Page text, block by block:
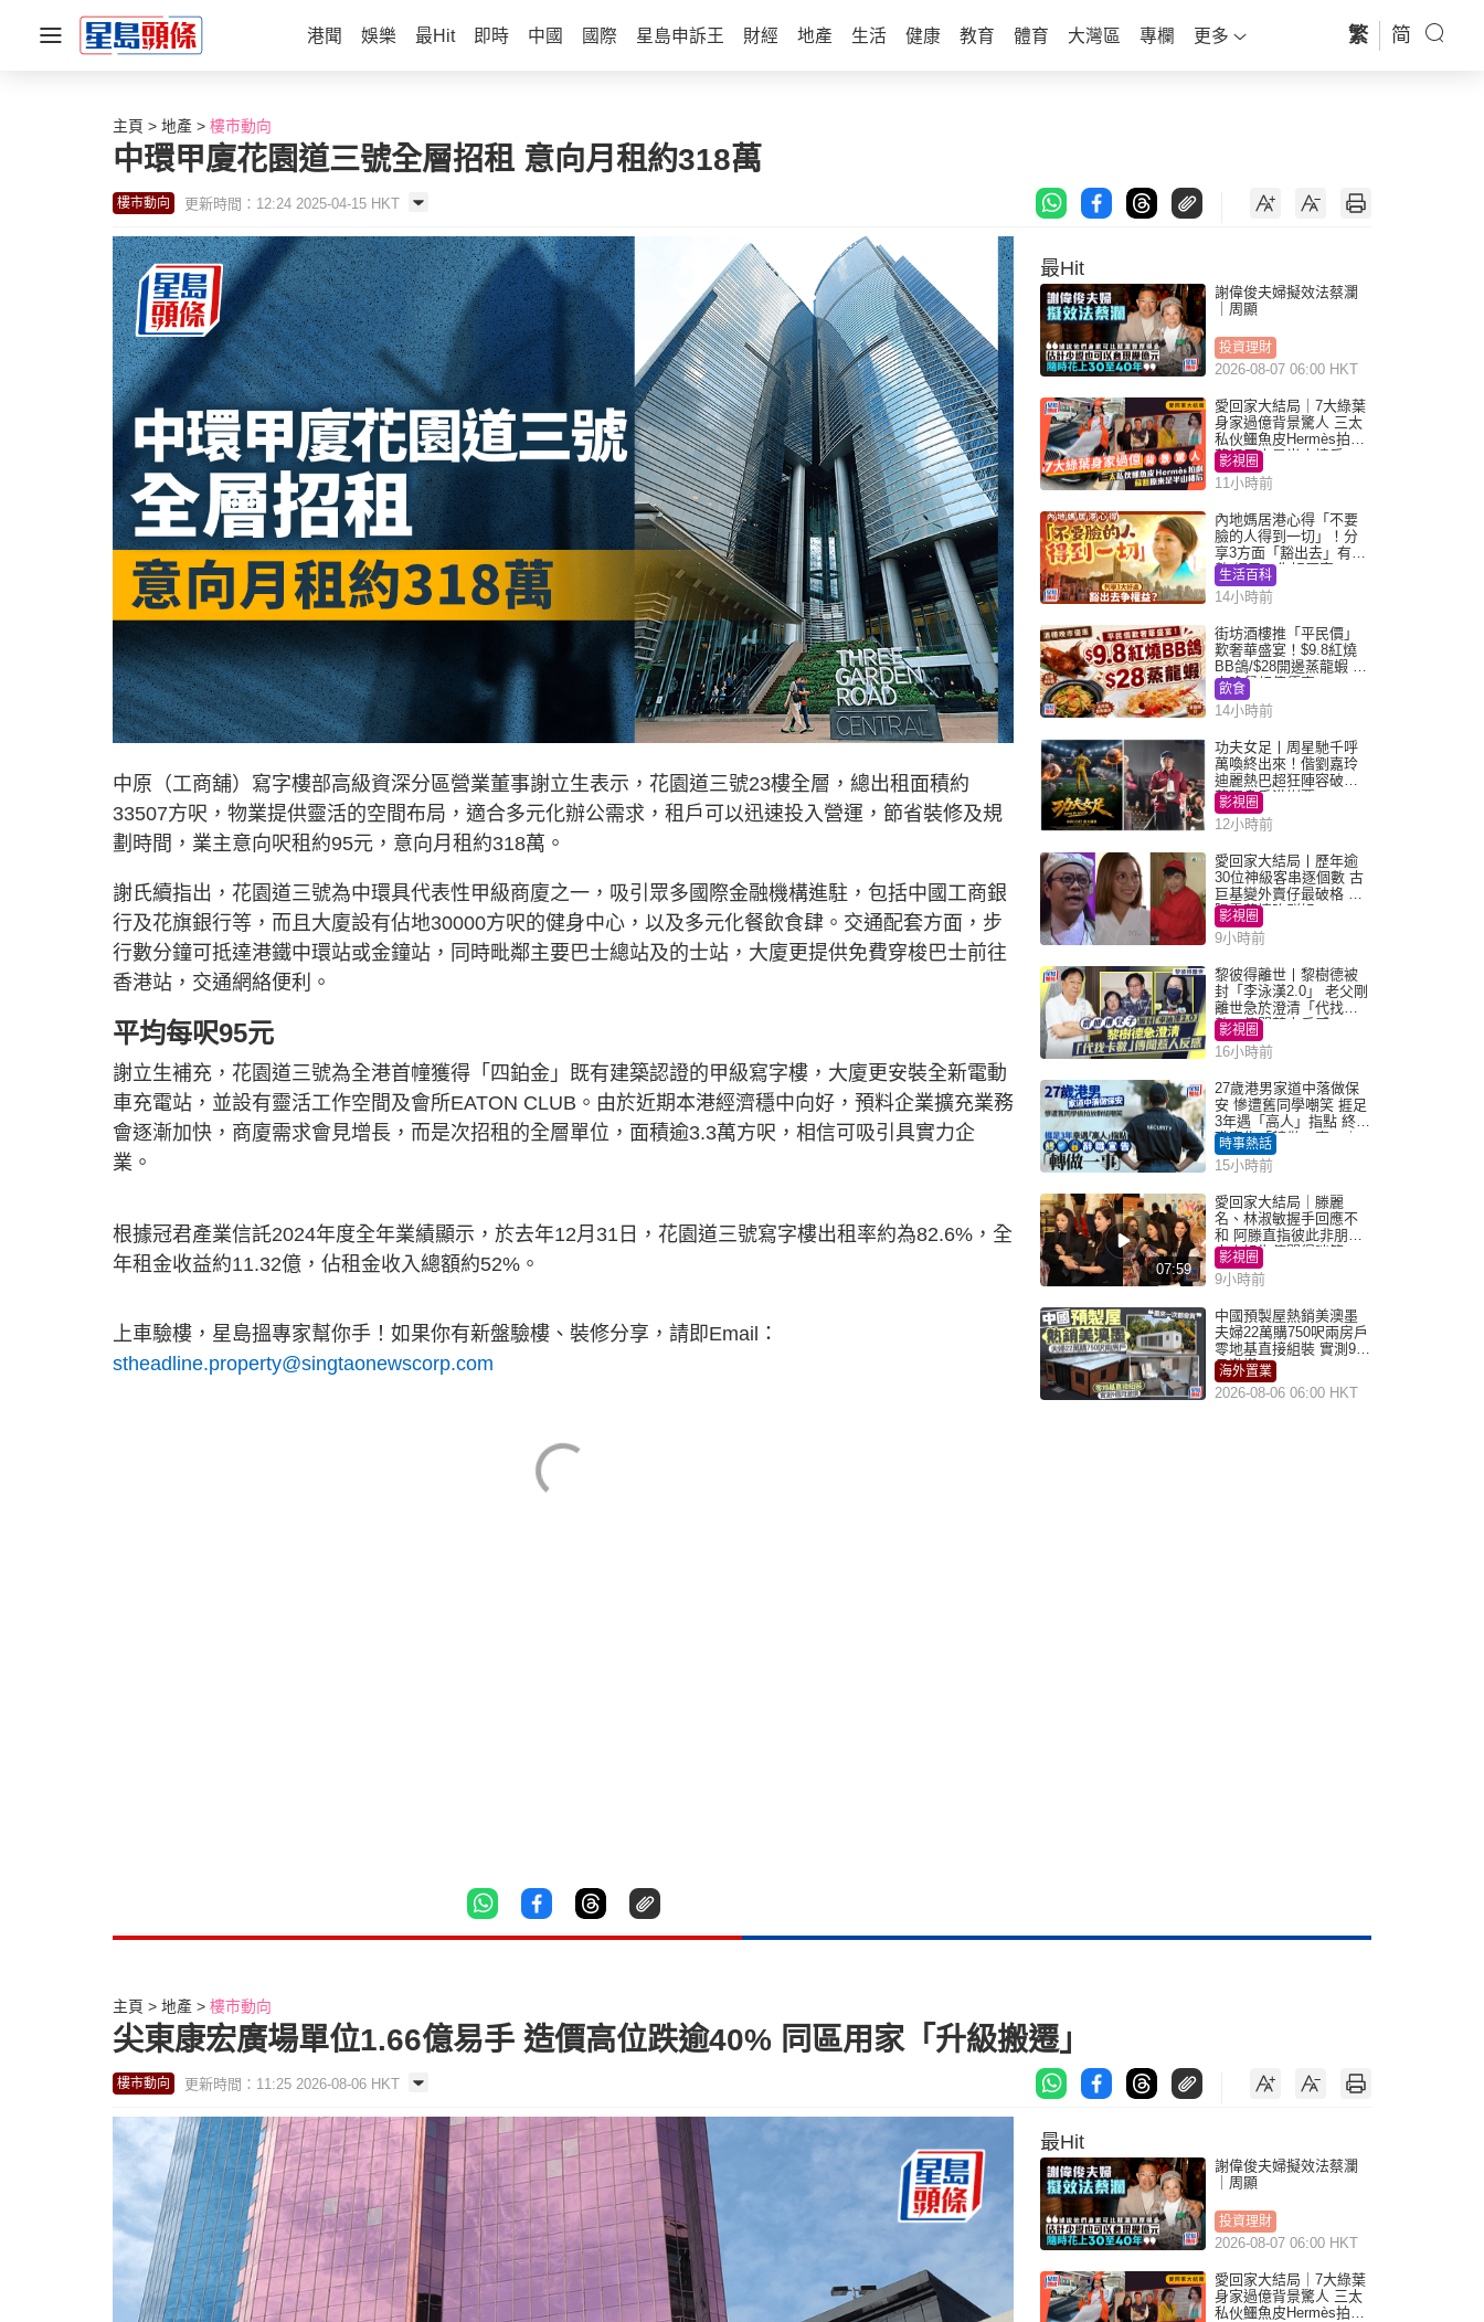
港聞 娛樂 最Hit 即時 中國 國際 星島申訴王 財經 地產 生活 健康 教育 體育 大灣區 專欄 更多 繁 简
主頁 地產 樓市動向
中環甲廈花園道三號全層招租 意向月租約318萬
樓市動向 更新時間：12:24 2025-04-15 HKT
中原（工商舖）寫字樓部高級資深分區營業董事謝立生表示，花園道三號23樓全層，總出租面積約
33507方呎，物業提供靈活的空間布局，適合多元化辦公需求，租戶可以迅速投入營運，節省裝修及規
劃時間，業主意向呎租約95元，意向月租約318萬。
謝氏續指出，花園道三號為中環具代表性甲級商廈之一，吸引眾多國際金融機構進駐，包括中國工商銀
行及花旗銀行等，而且大廈設有佔地30000方呎的健身中心，以及多元化餐飲食肆。交通配套方面，步
行數分鐘可抵達港鐵中環站或金鐘站，同時毗鄰主要巴士總站及的士站，大廈更提供免費穿梭巴士前往
香港站，交通網絡便利。
平均每呎95元
謝立生補充，花園道三號為全港首幢獲得「四鉑金」既有建築認證的甲級寫字樓，大廈更安裝全新電動
車充電站，並設有靈活工作空間及會所EATON CLUB。由於近期本港經濟穩中向好，預料企業擴充業務
會逐漸加快，商廈需求會見增長，而是次招租的全層單位，面積逾3.3萬方呎，相信可吸引具實力企
業。
根據冠君產業信託2024年度全年業績顯示，於去年12月31日，花園道三號寫字樓出租率約為82.6%，全
年租金收益約11.32億，佔租金收入總額約52%。
上車驗樓，星島搵專家幫你手！如果你有新盤驗樓、裝修分享，請即Email：
stheadline.property@singtaonewscorp.com
最Hit
謝偉俊夫婦擬效法蔡瀾
｜周顯
投資理財
2026-08-07 06:00 HKT
愛回家大結局｜7大綠葉
身家過億背景驚人 三太
私伙鱷魚皮Hermès拍劇
蘇姐原來是半山樓后
影視圈
11小時前
內地媽居港心得「不要
臉的人得到一切」！分
享3方面「豁出去」有著
數 網民：你好厲害
生活百科
14小時前
街坊酒樓推「平民價」
歎奢華盛宴！$9.8紅燒
BB鴿/$28開邊蒸龍蝦 3
大晚餐超值優惠
飲食
14小時前
功夫女足丨周星馳千呼
萬喚終出來！偕劉嘉玲
迪麗熱巴超狂陣容破天
荒現身香港謝票
影視圈
12小時前
愛回家大結局丨歷年逾
30位神級客串逐個數 古
巨基變外賣仔最破格 歐
陽震華情陷群姐
影視圈
9小時前
黎彼得離世丨黎樹德被
封「李泳漢2.0」 老父剛
離世急於澄清「代找卡
數」傳聞惹人反感
影視圈
16小時前
27歲港男家道中落做保
安 慘遭舊同學嘲笑 捱足
3年遇「高人」指點 終辭
職宣告「轉做一事」｜
Juicy叮
時事熱話
15小時前
07:59
愛回家大結局｜滕麗
名、林淑敏握手回應不
和 阿滕直指彼此非朋友
大小姐指傳聞得啖笑
影視圈
9小時前
中國預製屋熱銷美澳墨
夫婦22萬購750呎兩房戶
零地基直接組裝 實測9個
月激讚
海外置業
2026-08-06 06:00 HKT
主頁 地產 樓市動向
尖東康宏廣場單位1.66億易手 造價高位跌逾40% 同區用家「升級搬遷」
樓市動向 更新時間：11:25 2026-08-06 HKT
最Hit
謝偉俊夫婦擬效法蔡瀾
｜周顯
投資理財
2026-08-07 06:00 HKT
愛回家大結局｜7大綠葉
身家過億背景驚人 三太
私伙鱷魚皮Hermès拍劇